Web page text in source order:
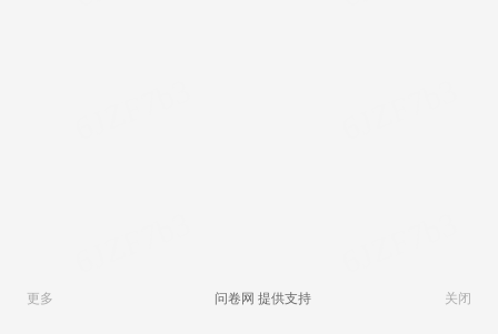
更多 问卷网 提供支持 关闭